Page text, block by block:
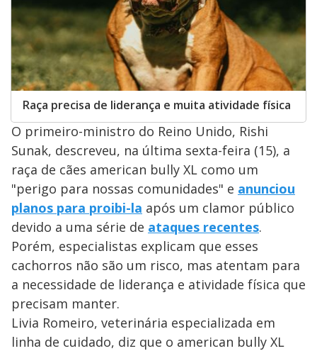
Raça precisa de liderança e muita atividade física
O primeiro-ministro do Reino Unido, Rishi
Sunak, descreveu, na última sexta-feira (15), a
raça de cães american bully XL como um
"perigo para nossas comunidades" e anunciou
planos para proibi-la após um clamor público
devido a uma série de ataques recentes.
Porém, especialistas explicam que esses
cachorros não são um risco, mas atentam para
a necessidade de liderança e atividade física que
precisam manter.
Livia Romeiro, veterinária especializada em
linha de cuidado, diz que o american bully XL